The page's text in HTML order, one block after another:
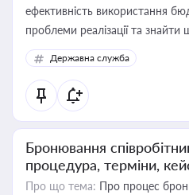
ефективність використання
проблеми реалізації та
Державна служба
Бронювання
процедура, терміни,
Про що тема: Про процес